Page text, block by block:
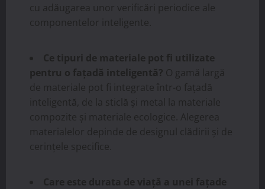
cu adăugarea unor verificări periodice ale
componentelor inteligente.
Ce tipuri de materiale pot fi utilizate
pentru o fațadă inteligentă? O gamă largă
de materiale pot fi integrate într-o fațadă
inteligentă, de la sticlă și metal la materiale
compozite și materiale ecologice. Alegerea
materialelor depinde de designul clădirii și de
cerințele specifice.
Care este durata de viață a unei fațade